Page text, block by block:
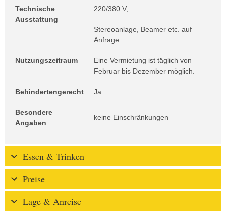
Technische
Ausstattung
220/380 V,
Stereoanlage, Beamer etc. auf
Anfrage
Nutzungszeitraum
Eine Vermietung ist täglich von
Februar bis Dezember möglich.
Behindertengerecht Ja
Besondere
Angaben
keine Einschränkungen
Essen & Trinken
Preise
Lage & Anreise